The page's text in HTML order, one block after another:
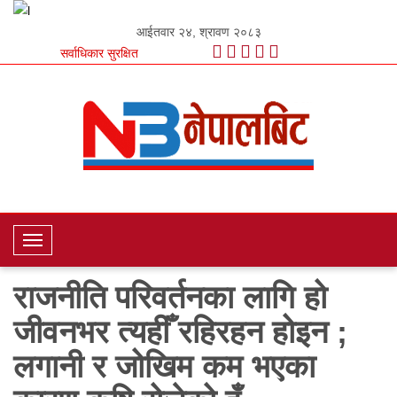
आईतवार २४, श्रावण २०८३
सर्वाधिकार सुरक्षित
T
o
g
g
N
a
राजनीति परिवर्तनका लागि हो
जीवनभर त्यहीँ रहिरहन होइन ;
लगानी र जोखिम कम भएका